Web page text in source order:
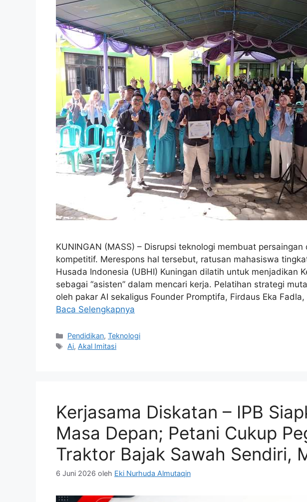
KUNINGAN (MASS) – Disrupsi teknologi membuat
kompetitif. Merespons hal tersebut, ratusan mahasiswa
Husada Indonesia (UBHI) Kuningan dilatih untuk menjadikan
sebagai “asisten” dalam mencari kerja. Pelatihan strategi
oleh pakar AI sekaligus Founder Promptifa, Firdaus Eka
Baca Selengkapnya
Kategori
Pendidikan,Teknologi
Tag
Ai, Akal Imitasi
Kerjasama Diskatan – IPB
Masa Depan; Petani Cukup
Traktor Bajak Sawah Sendiri,
6 Juni 2026 oleh Eki Nurhuda Almutaqin